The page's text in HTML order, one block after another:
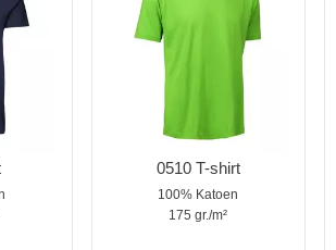
0510 T-shirt
100% Katoen
175 gr./m²